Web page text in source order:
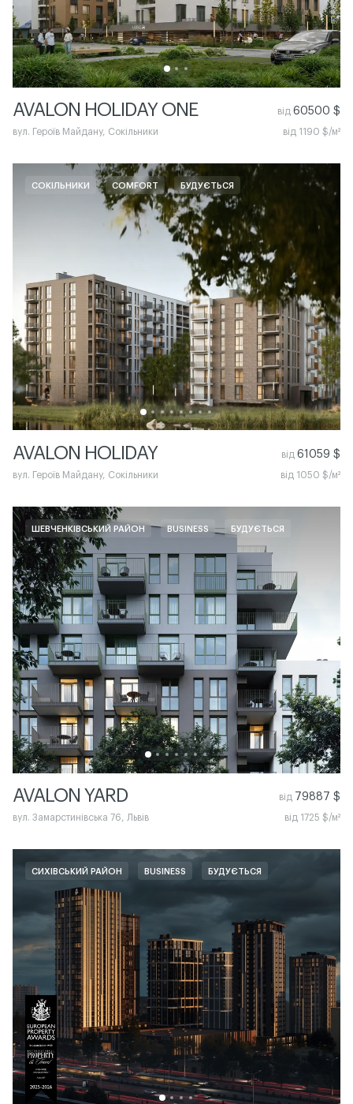
AVALON HOLIDAY ONE від 60500 $
вул. Героїв Майдану, Сокільники від 1190 $/м²
СОКІЛЬНИКИ COMFORT БУДУЄТЬСЯ
AVALON HOLIDAY від 61059 $
вул. Героїв Майдану, Сокільники від 1050 $/м²
ШЕВЧЕНКІВСЬКИЙ РАЙОН BUSINESS БУДУЄТЬСЯ
AVALON YARD від 79887 $
вул. Замарстинівська 76, Львів від 1725 $/м²
СИХІВСЬКИЙ РАЙОН BUSINESS БУДУЄТЬСЯ